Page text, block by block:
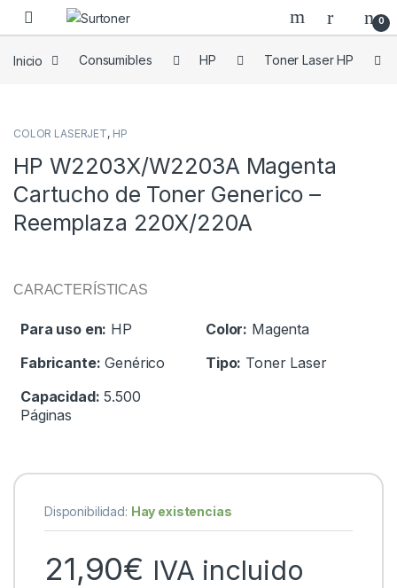
Skip to navigation
Skip to content
0
Inicio Consumibles HP Toner Laser HP
COLOR LASERJET, HP
HP W2203X/W2203A Magenta
Cartucho de Toner Generico –
Reemplaza 220X/220A
CARACTERÍSTICAS
Para uso en: HP Color: Magenta
Fabricante: Genérico Tipo: Toner Laser
Capacidad: 5.500
Páginas
Disponibilidad: Hay existencias
21,90€ IVA incluido